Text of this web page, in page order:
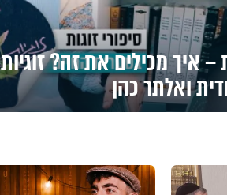
איך מכילים את זה? זוגיות
ואלתר כהן